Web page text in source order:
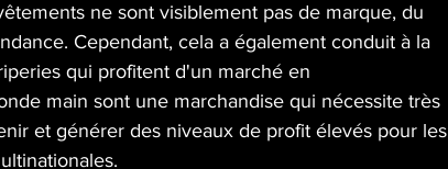
ne sont visiblement pas de marque, du
Cependant, cela a également conduit à la
qui profitent d'un marché en
main sont une marchandise qui nécessite très
et générer des niveaux de profit élevés pour les